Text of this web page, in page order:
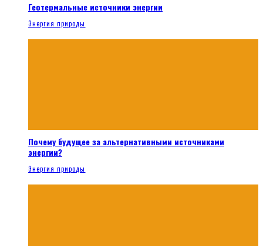
Геотермальные источники энергии
Энергия природы
Почему будущее за альтернативными источниками
энергии?
Энергия природы